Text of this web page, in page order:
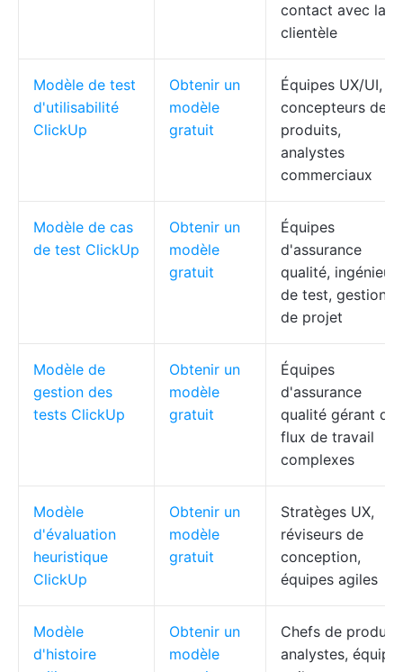
contact avec la
clientèle
Modèle de test
d'utilisabilité
ClickUp
Obtenir un
modèle
gratuit
Équipes UX/UI,
concepteurs de
produits,
analystes
commerciaux
Modèle de cas
de test ClickUp
Obtenir un
modèle
gratuit
Équipes
d'assurance
qualité, ingénieurs
de test, gestion
de projet
Modèle de
gestion des
tests ClickUp
Obtenir un
modèle
gratuit
Équipes
d'assurance
qualité gérant des
flux de travail
complexes
Modèle
d'évaluation
heuristique
ClickUp
Obtenir un
modèle
gratuit
Stratèges UX,
réviseurs de
conception,
équipes agiles
Modèle
d'histoire
Obtenir un
modèle
Chefs de produit,
analystes,